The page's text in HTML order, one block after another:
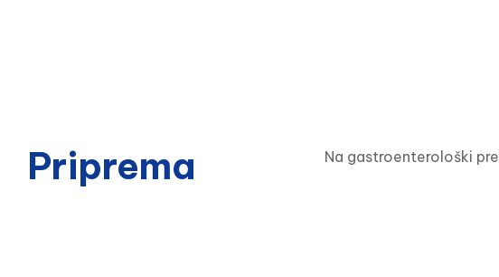
Priprema Na gastroenterološki